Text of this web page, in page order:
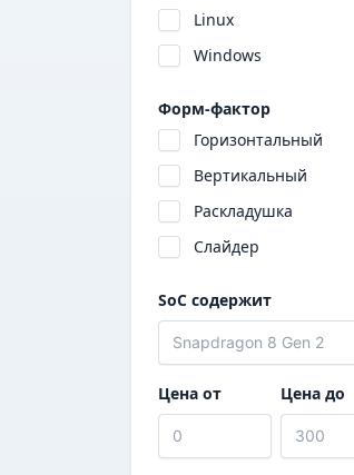
Miyoo
ONEXSUGAR
PowKiddy
Razer
Retroid
XU Retro
Linux
Windows
Форм-фактор
Горизонтальный
Вертикальный
Раскладушка
Слайдер
SoC содержит
Цена от Цена до